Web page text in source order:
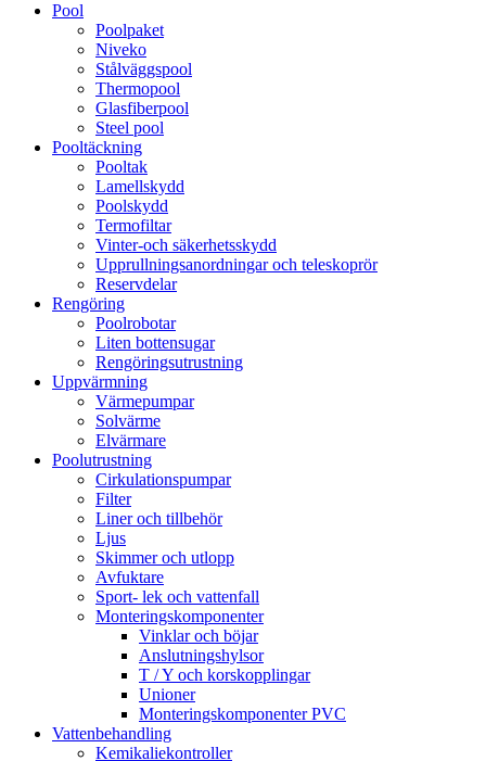
Pool
Poolpaket
Niveko
Stålväggspool
Thermopool
Glasfiberpool
Steel pool
Pooltäckning
Pooltak
Lamellskydd
Poolskydd
Termofiltar
Vinter-och säkerhetsskydd
Upprullningsanordningar och teleskoprör
Reservdelar
Rengöring
Poolrobotar
Liten bottensugar
Rengöringsutrustning
Uppvärmning
Värmepumpar
Solvärme
Elvärmare
Poolutrustning
Cirkulationspumpar
Filter
Liner och tillbehör
Ljus
Skimmer och utlopp
Avfuktare
Sport- lek och vattenfall
Monteringskomponenter
Vinklar och böjar
Anslutningshylsor
T / Y och korskopplingar
Unioner
Monteringskomponenter PVC
Vattenbehandling
Kemikaliekontroller